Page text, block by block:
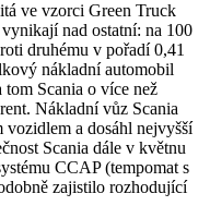
ve vzorci Green Truck
nad ostatní: na 100
druhému v pořadí 0,41
nákladní automobil
Scania o více než
Nákladní vůz Scania
a dosáhl nejvyšší
Scania dále v květnu
CCAP (tempomat s
zajistilo rozhodující